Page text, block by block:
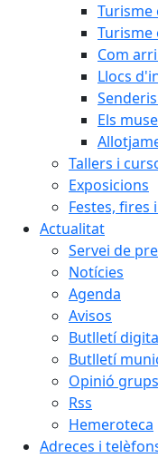
Turisme
Turisme
Com
Llocs
Els
Tallers i
Exposicions
Festes, fires
Actualitat
Servei de
Notícies
Agenda
Avisos
Butlletí
Butlletí
Opinió
Rss
Hemeroteca
Adreces i